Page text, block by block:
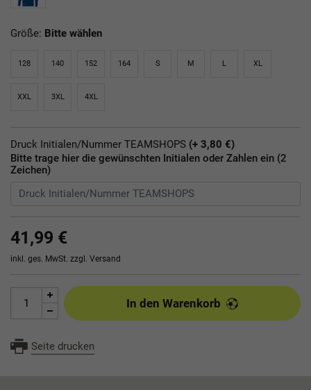
Größe: Bitte wählen
128 140 152 164 S M L XL
XXL 3XL 4XL
Druck Initialen/Nummer TEAMSHOPS (+ 3,80 €)
Bitte trage hier die gewünschten Initialen oder Zahlen ein (2
Zeichen)
41,99 €
inkl. ges. MwSt. zzgl. Versand
In den Warenkorb
Seite drucken